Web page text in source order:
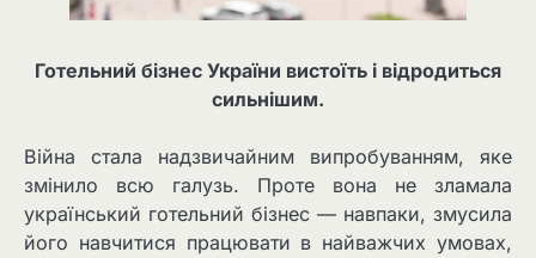
Готельний бізнес України вистоїть і відродиться
сильнішим.
Війна стала надзвичайним випробуванням, яке
змінило всю галузь. Проте вона не зламала
український готельний бізнес — навпаки, змусила
його навчитися працювати в найважчих умовах,